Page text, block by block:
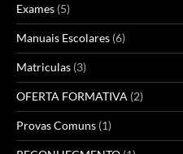
Exames (5)
Manuais Escolares (6)
Matriculas (3)
OFERTA FORMATIVA (2)
Provas Comuns (1)